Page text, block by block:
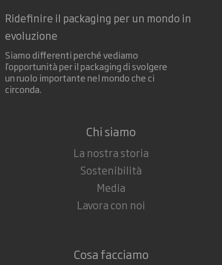
Ridefinire il packaging per un mondo in
evoluzione
Siamo differenti perché vediamo
l'opportunità per il packaging di svolgere
un ruolo importante nel mondo che ci
circonda.
Chi siamo
La nostra storia
Sostenibilità
Media
Lavora con noi
Cosa facciamo